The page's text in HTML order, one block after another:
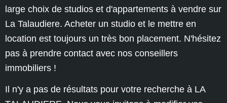
large choix de studios et d'appartements à vendre sur
La Talaudiere. Acheter un studio et le mettre en
location est toujours un très bon placement. N'hésitez
pas à prendre contact avec nos conseillers
immobiliers !
Il n'y a pas de résultats pour votre recherche à LA